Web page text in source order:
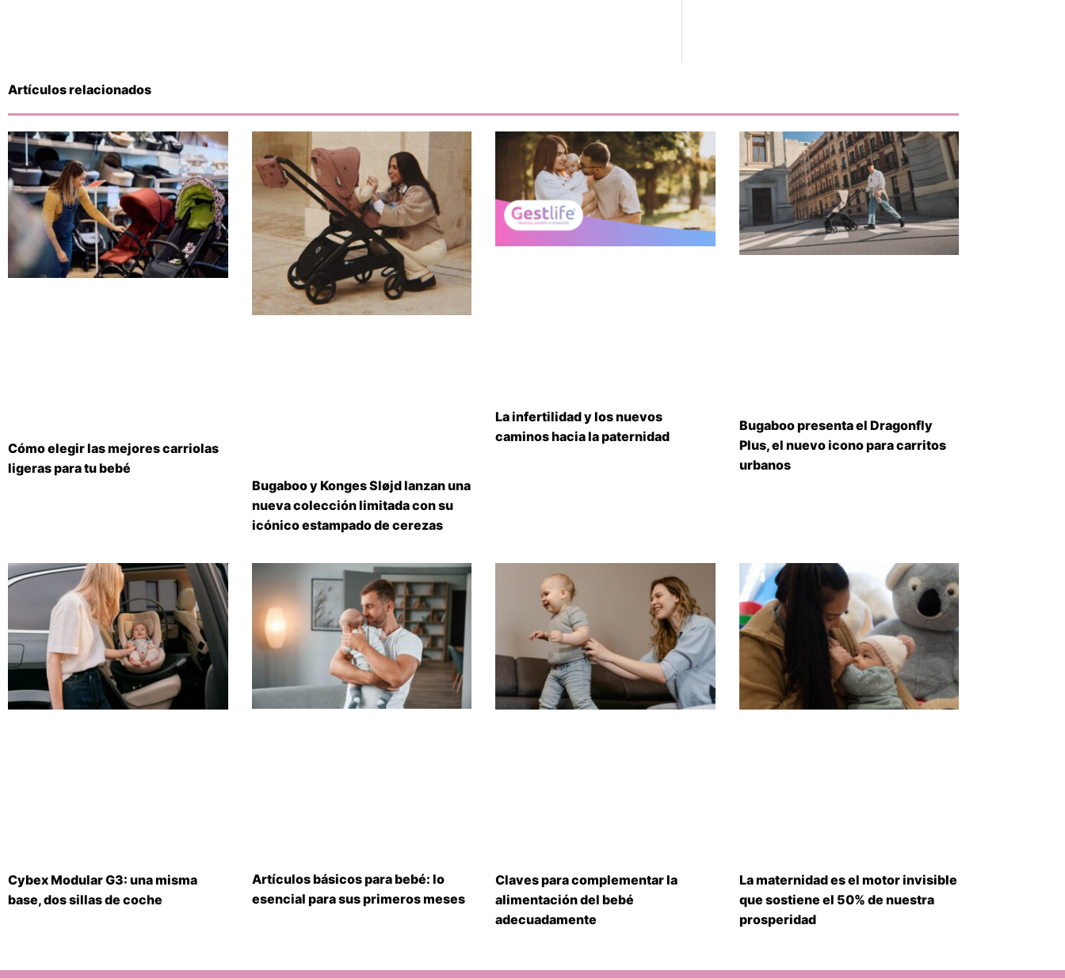
Artículos relacionados
Cómo elegir las mejores carriolas
ligeras para tu bebé
Bugaboo y Konges Sløjd lanzan una
nueva colección limitada con su
icónico estampado de cerezas
La infertilidad y los nuevos
caminos hacia la paternidad
Bugaboo presenta el Dragonfly
Plus, el nuevo icono para carritos
urbanos
Cybex Modular G3: una misma
base, dos sillas de coche
Artículos básicos para bebé: lo
esencial para sus primeros meses
Claves para complementar la
alimentación del bebé
adecuadamente
La maternidad es el motor invisible
que sostiene el 50% de nuestra
prosperidad